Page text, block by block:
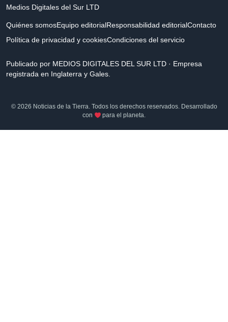
Medios Digitales del Sur LTD
Quiénes somosEquipo editorialResponsabilidad editorialContacto
Política de privacidad y cookiesCondiciones del servicio
Publicado por MEDIOS DIGITALES DEL SUR LTD · Empresa
registrada en Inglaterra y Gales.
© 2026 Noticias de la Tierra. Todos los derechos reservados. Desarrollado
con
para el planeta.